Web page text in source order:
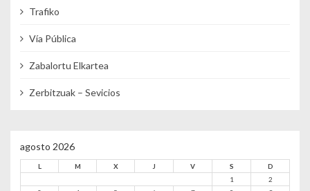
Trafiko
Vía Pública
Zabalortu Elkartea
Zerbitzuak – Sevicios
agosto 2026
L M X J V S
D
1
2